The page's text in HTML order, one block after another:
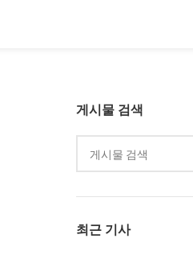
게시물 검색
최근 기사